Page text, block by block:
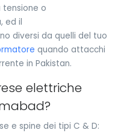
tensione o
ed il
diversi da quelli del tuo
quando attacchi
in Pakistan.
elettriche
e spine dei tipi C & D: